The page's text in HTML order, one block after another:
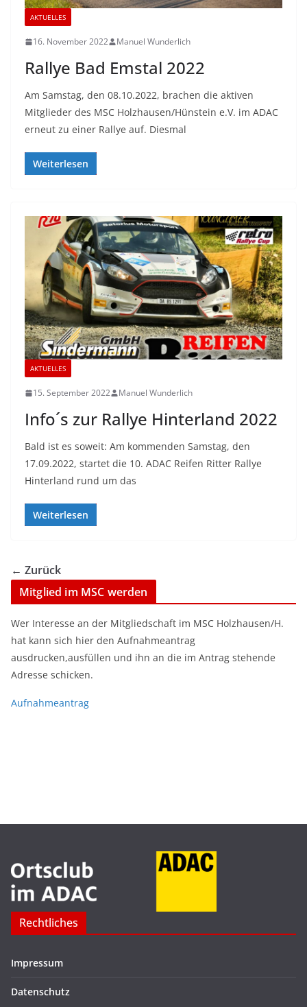
AKTUELLES
16. November 2022 Manuel Wunderlich
Rallye Bad Emstal 2022
Am Samstag, den 08.10.2022, brachen die aktiven
Mitglieder des MSC Holzhausen/Hünstein e.V. im ADAC
erneut zu einer Rallye auf. Diesmal
Weiterlesen
AKTUELLES
15. September 2022 Manuel Wunderlich
Info´s zur Rallye Hinterland 2022
Bald ist es soweit: Am kommenden Samstag, den
17.09.2022, startet die 10. ADAC Reifen Ritter Rallye
Hinterland rund um das
Weiterlesen
← Zurück
Mitglied im MSC werden
Wer Interesse an der Mitgliedschaft im MSC Holzhausen/H.
hat kann sich hier den Aufnahmeantrag
ausdrucken,ausfüllen und ihn an die im Antrag stehende
Adresse schicken.
Aufnahmeantrag
Rechtliches
Impressum
Datenschutz